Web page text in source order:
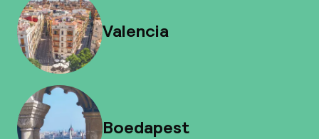
Valencia
Boedapest